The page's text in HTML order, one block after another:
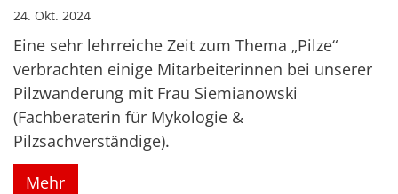
24. Okt. 2024
Eine sehr lehrreiche Zeit zum Thema „Pilze“
verbrachten einige Mitarbeiterinnen bei unserer
Pilzwanderung mit Frau Siemianowski
(Fachberaterin für Mykologie &
Pilzsachverständige).
Mehr